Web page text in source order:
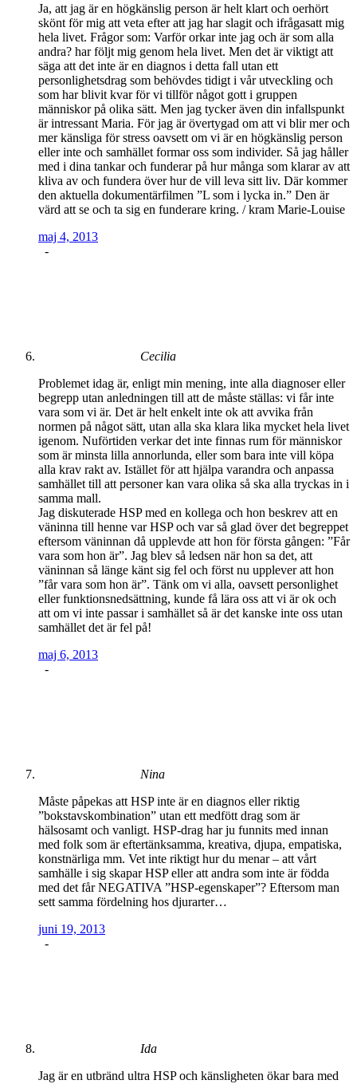
Ja, att jag är en högkänslig person är helt klart och oerhört
skönt för mig att veta efter att jag har slagit och ifrågasatt mig
hela livet. Frågor som: Varför orkar inte jag och är som alla
andra? har följt mig genom hela livet. Men det är viktigt att
säga att det inte är en diagnos i detta fall utan ett
personlighetsdrag som behövdes tidigt i vår utveckling och
som har blivit kvar för vi tillför något gott i gruppen
människor på olika sätt. Men jag tycker även din infallspunkt
är intressant Maria. För jag är övertygad om att vi blir mer och
mer känsliga för stress oavsett om vi är en högkänslig person
eller inte och samhället formar oss som individer. Så jag håller
med i dina tankar och funderar på hur många som klarar av att
kliva av och fundera över hur de vill leva sitt liv. Där kommer
den aktuella dokumentärfilmen ”L som i lycka in.” Den är
värd att se och ta sig en funderare kring. / kram Marie-Louise
maj 4, 2013
-
Cecilia
Problemet idag är, enligt min mening, inte alla diagnoser eller
begrepp utan anledningen till att de måste ställas: vi får inte
vara som vi är. Det är helt enkelt inte ok att avvika från
normen på något sätt, utan alla ska klara lika mycket hela livet
igenom. Nuförtiden verkar det inte finnas rum för människor
som är minsta lilla annorlunda, eller som bara inte vill köpa
alla krav rakt av. Istället för att hjälpa varandra och anpassa
samhället till att personer kan vara olika så ska alla tryckas in i
samma mall.
Jag diskuterade HSP med en kollega och hon beskrev att en
väninna till henne var HSP och var så glad över det begreppet
eftersom väninnan då upplevde att hon för första gången: ”Får
vara som hon är”. Jag blev så ledsen när hon sa det, att
väninnan så länge känt sig fel och först nu upplever att hon
”får vara som hon är”. Tänk om vi alla, oavsett personlighet
eller funktionsnedsättning, kunde få lära oss att vi är ok och
att om vi inte passar i samhället så är det kanske inte oss utan
samhället det är fel på!
maj 6, 2013
-
Nina
Måste påpekas att HSP inte är en diagnos eller riktig
”bokstavskombination” utan ett medfött drag som är
hälsosamt och vanligt. HSP-drag har ju funnits med innan
med folk som är eftertänksamma, kreativa, djupa, empatiska,
konstnärliga mm. Vet inte riktigt hur du menar – att vårt
samhälle i sig skapar HSP eller att andra som inte är födda
med det får NEGATIVA ”HSP-egenskaper”? Eftersom man
sett samma fördelning hos djurarter…
juni 19, 2013
-
Ida
Jag är en utbränd ultra HSP och känsligheten ökar bara med